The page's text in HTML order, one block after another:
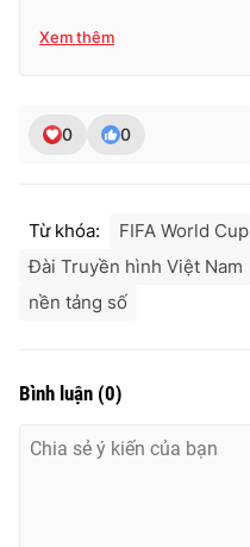
Xem thêm
0 0
Từ khóa: FIFA World Cup
Đài Truyền hình Việt Nam
nền tảng số
Bình luận (0)